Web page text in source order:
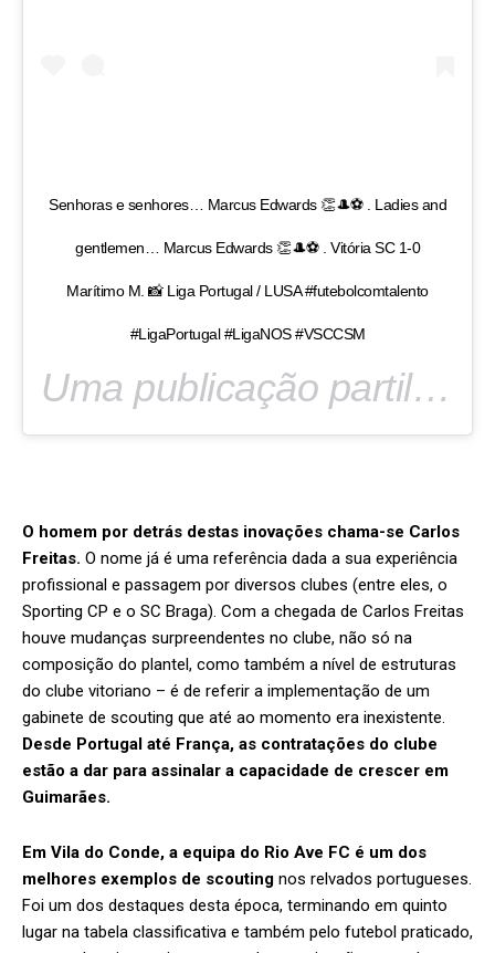
Senhoras e senhores… Marcus Edwards 👏🎩⚽ . Ladies and
gentlemen… Marcus Edwards 👏🎩⚽ . Vitória SC 1-0
Marítimo M. 📸 Liga Portugal / LUSA #futebolcomtalento
#LigaPortugal #LigaNOS #VSCCSM
Uma publicação partilhada por
O homem por detrás destas inovações chama-se Carlos
Freitas. O nome já é uma referência dada a sua experiência
profissional e passagem por diversos clubes (entre eles, o
Sporting CP e o SC Braga). Com a chegada de Carlos Freitas
houve mudanças surpreendentes no clube, não só na
composição do plantel, como também a nível de estruturas
do clube vitoriano – é de referir a implementação de um
gabinete de scouting que até ao momento era inexistente.
Desde Portugal até França, as contratações do clube
estão a dar para assinalar a capacidade de crescer em
Guimarães.
Em Vila do Conde, a equipa do Rio Ave FC é um dos
melhores exemplos de scouting nos relvados portugueses.
Foi um dos destaques desta época, terminando em quinto
lugar na tabela classificativa e também pelo futebol praticado,